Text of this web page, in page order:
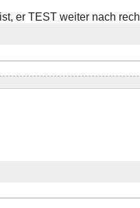
er TEST weiter nach